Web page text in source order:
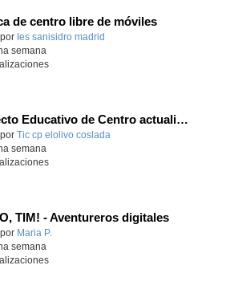
de centro libre de móviles
Ies sanisidro madrid
semana
Proyecto Educativo de Centro actualizado 2026
Tic cp elolivo coslada
semana
TIM! - Aventureros digitales
educativo.
Maria P.
semana